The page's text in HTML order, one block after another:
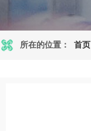
首页
所在的位置：